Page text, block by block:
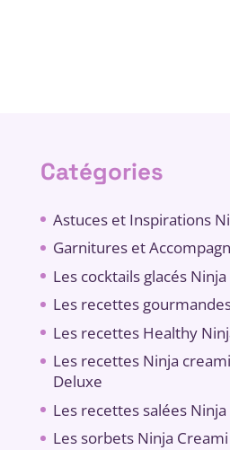
Catégories
Astuces et Inspirations
Garnitures et
Les cocktails glacés
Les recettes
Les recettes Healthy
Les recettes Ninja
Deluxe
Les recettes salées
Les sorbets Ninja Creami